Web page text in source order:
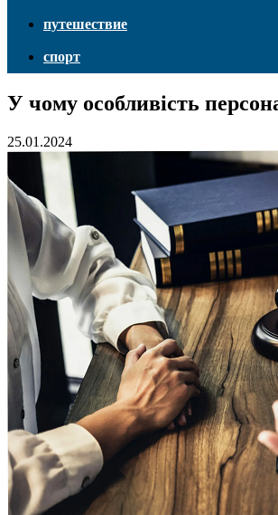
путешествие
спорт
У чому особливість
25.01.2024